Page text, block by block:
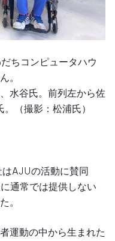
ちコンピュータハウ
。
水谷氏。前列左から佐
（撮影：松浦氏）
AJUの活動に賛同
通常では提供しない
。
運動の中から生まれた